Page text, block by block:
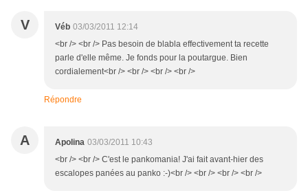
V Véb 03/03/2011 12:14
<br /> <br /> Pas besoin de blabla effectivement ta recette
parle d'elle même. Je fonds pour la poutargue. Bien
cordialement<br /> <br /> <br /> <br />
Répondre
A Apolina 03/03/2011 10:43
<br /> <br /> C'est le pankomania! J'ai fait avant-hier des
escalopes panées au panko :-)<br /> <br /> <br /> <br />